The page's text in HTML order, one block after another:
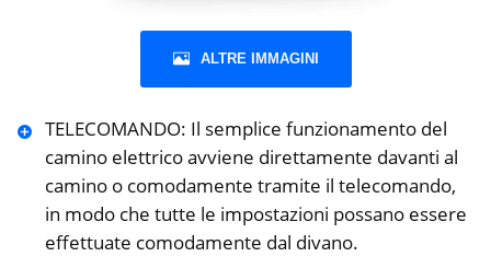
ALTRE IMMAGINI
TELECOMANDO: Il semplice funzionamento del
camino elettrico avviene direttamente davanti al
camino o comodamente tramite il telecomando,
in modo che tutte le impostazioni possano essere
effettuate comodamente dal divano.